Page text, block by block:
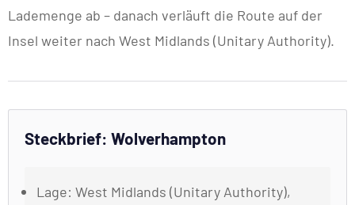
Lademenge ab – danach verläuft die Route auf der
Insel weiter nach West Midlands (Unitary Authority).
Steckbrief: Wolverhampton
Lage: West Midlands (Unitary Authority),